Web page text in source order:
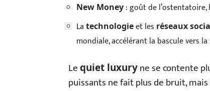
New Money : goût de
La technologieet les réseaux
mondiale, accélérant la bascule vers
Lequiet luxuryne se contente
puissants ne fait plus de bruit,